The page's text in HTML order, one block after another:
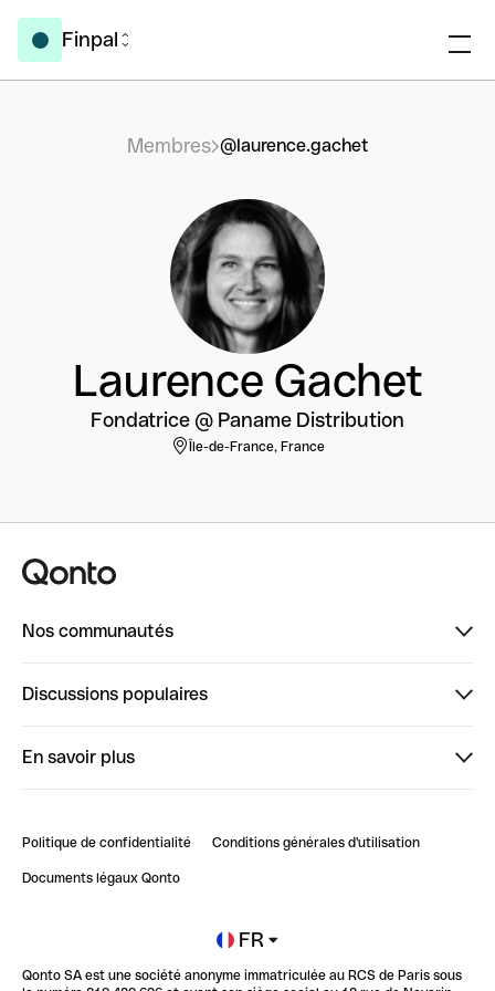
Finpal
Membres @laurence.gachet
Laurence Gachet
Fondatrice @ Paname Distribution
Île-de-France, France
Nos communautés
ClubQonto
Discussions populaires
Impact de l'IA sur les carrières/productivité
En savoir plus
Blog
Newsroom
Glossaire finance
Politique de confidentialité Conditions générales d'utilisation
Documents légaux Qonto
FR
Qonto SA est une société anonyme immatriculée au RCS de Paris sous